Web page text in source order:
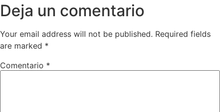
Deja un comentario
Your email address will not be published. Required fields
are marked *
Comentario *